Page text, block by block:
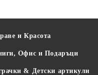
и Красота
Офис и Подаръци
& Детски артикули